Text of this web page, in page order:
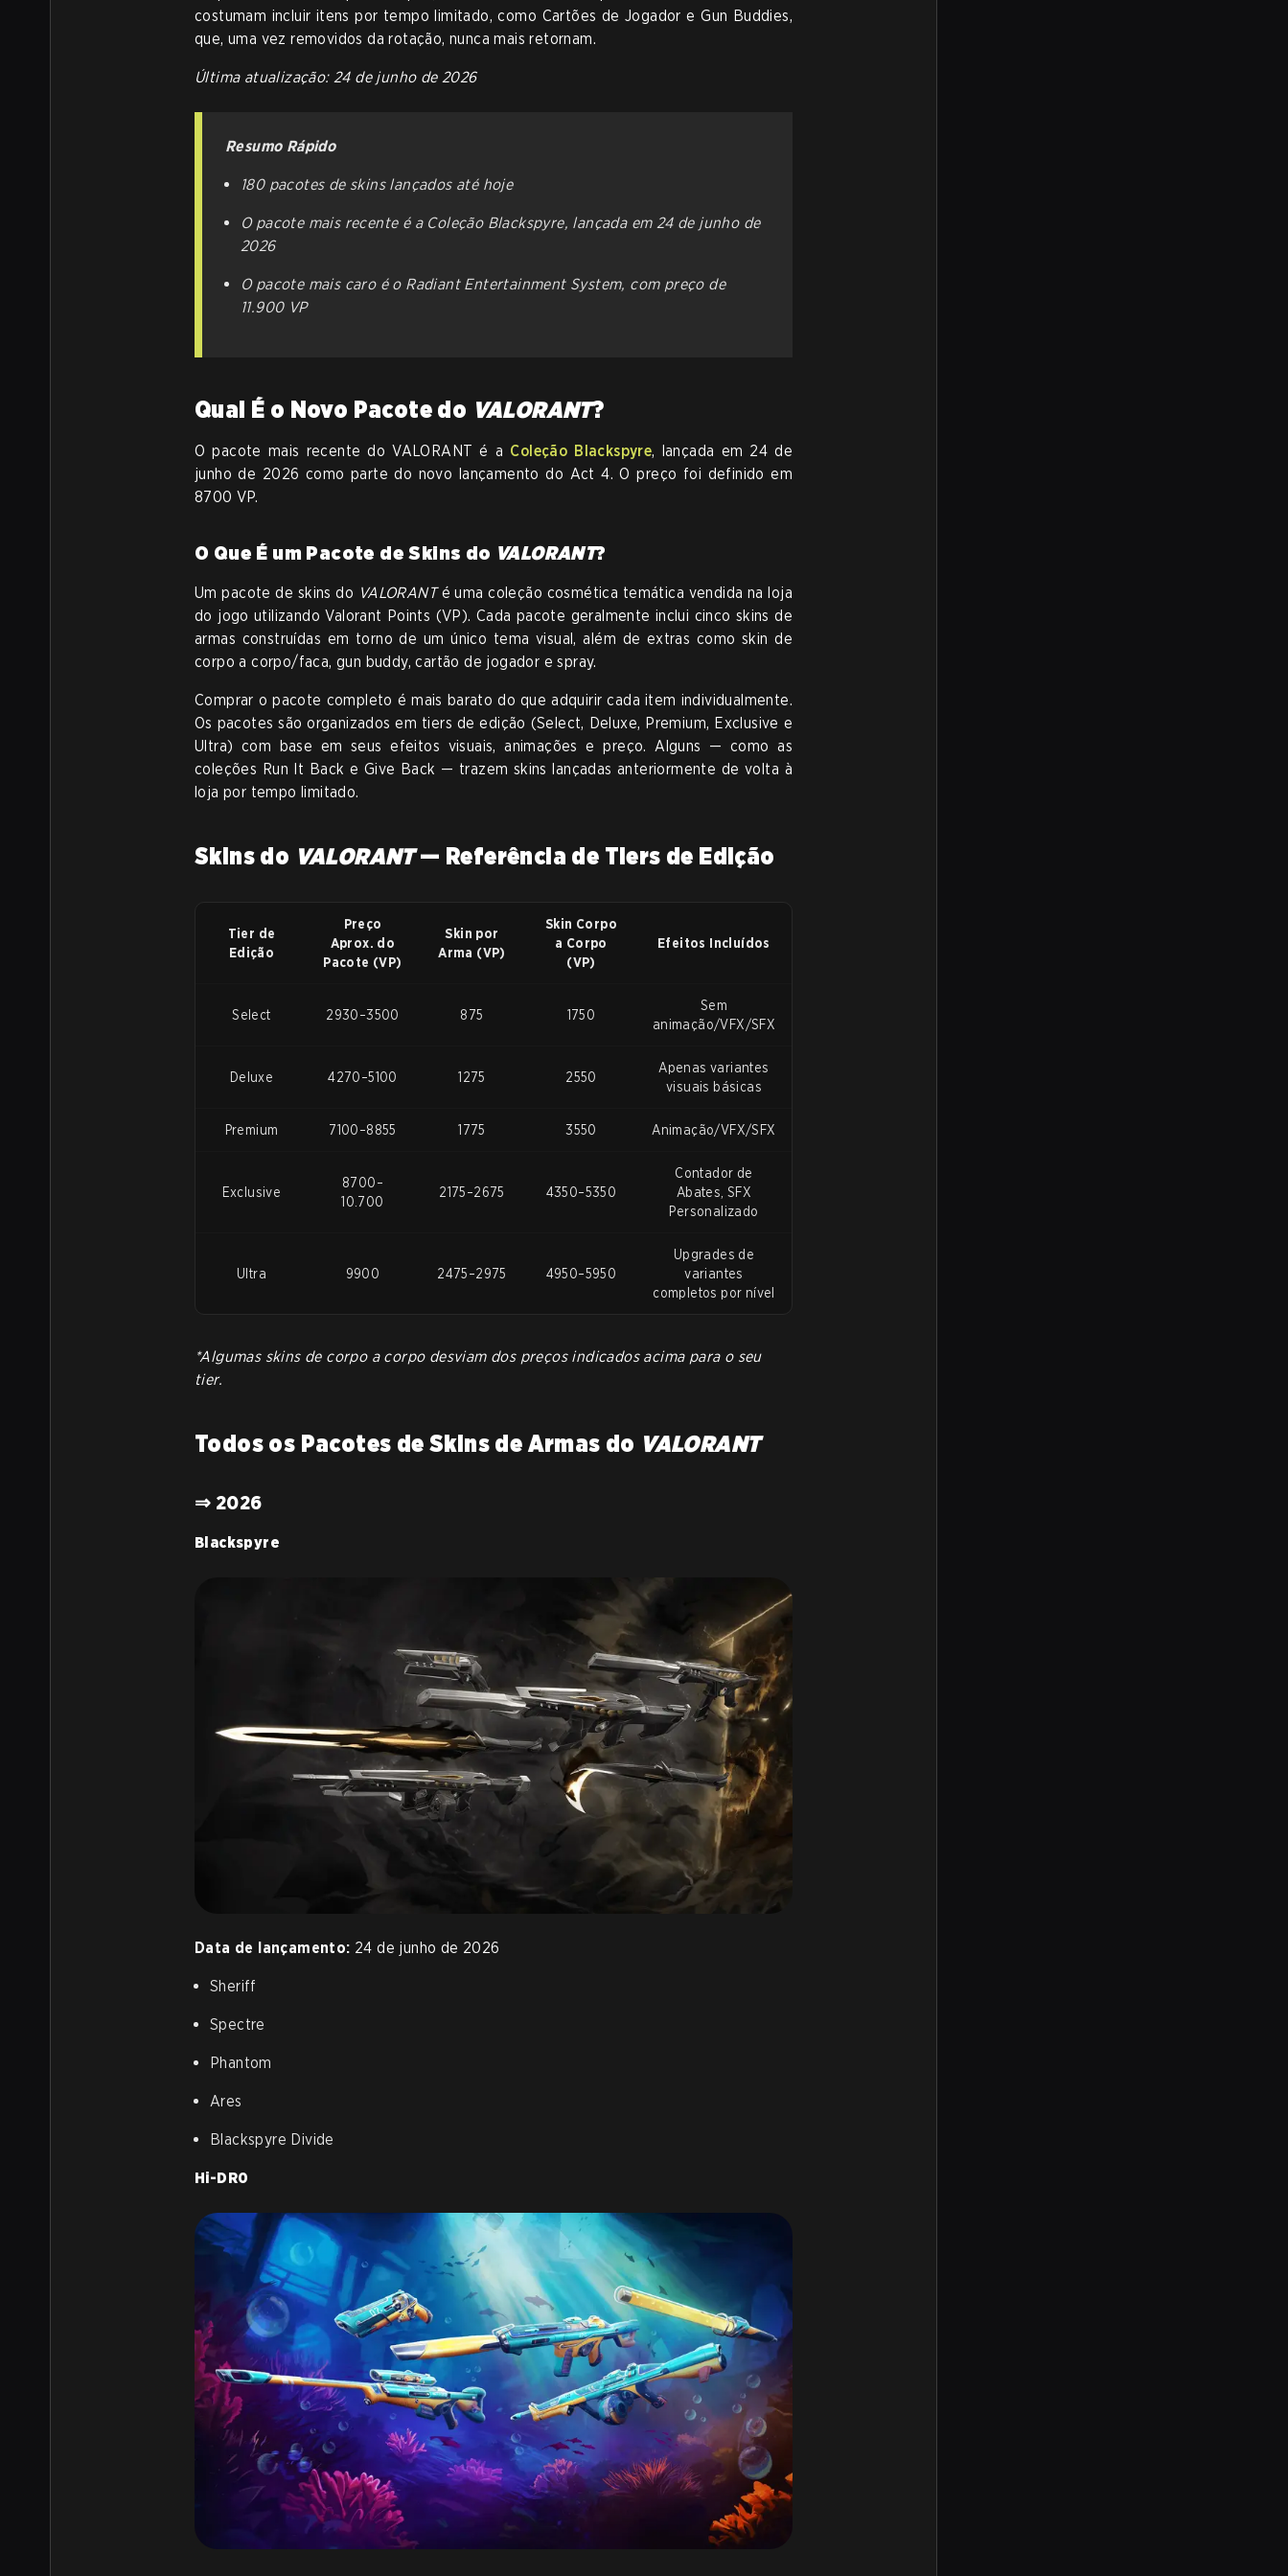
costumam incluir itens por tempo limitado, como Cartões de Jogador e Gun Buddies,
que, uma vez removidos da rotação, nunca mais retornam.
Última atualização: 24 de junho de 2026
Resumo Rápido
180 pacotes de skins lançados até hoje
O pacote mais recente é a Coleção Blackspyre, lançada em 24 de junho de
2026
O pacote mais caro é o Radiant Entertainment System, com preço de
11.900 VP
Qual É o Novo Pacote do VALORANT?
O pacote mais recente do VALORANT é a Coleção Blackspyre, lançada em 24 de
junho de 2026 como parte do novo lançamento do Act 4. O preço foi definido em
8700 VP.
O Que É um Pacote de Skins do VALORANT?
Um pacote de skins do VALORANTé uma coleção cosmética temática vendida na loja
do jogo utilizando Valorant Points (VP). Cada pacote geralmente inclui cinco skins de
armas construídas em torno de um único tema visual, além de extras como skin de
corpo a corpo/faca, gun buddy, cartão de jogador e spray.
Comprar o pacote completo é mais barato do que adquirir cada item individualmente.
Os pacotes são organizados em tiers de edição (Select, Deluxe, Premium, Exclusive e
Ultra) com base em seus efeitos visuais, animações e preço. Alguns — como as
coleções Run It Back e Give Back — trazem skins lançadas anteriormente de volta à
loja por tempo limitado.
Skins do VALORANT— Referência de Tiers de Edição
Tier de
Edição
Preço
Aprox. do
Pacote (VP)
Skin por
Arma (VP)
Skin Corpo
a Corpo
(VP)
Efeitos Incluídos
Select 2930–3500 875 1750
Sem
animação/VFX/SFX
Deluxe 4270–5100 1275 2550
Apenas variantes
visuais básicas
Premium 7100–8855 1775 3550 Animação/VFX/SFX
Exclusive
8700–
10.700
2175–2675 4350–5350
Contador de
Abates, SFX
Personalizado
Ultra 9900 2475–2975 4950–5950
Upgrades de
variantes
completos por nível
*Algumas skins de corpo a corpo desviam dos preços indicados acima para o seu
tier.
Todos os Pacotes de Skins de Armas do VALORANT
⇒ 2026
Blackspyre
Data de lançamento: 24 de junho de 2026
Sheriff
Spectre
Phantom
Ares
Blackspyre Divide
Hi-DR0